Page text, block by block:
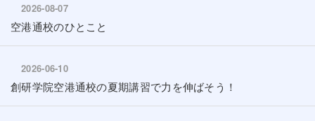
2026-08-07
空港通校のひとこと
2026-06-10
創研学院空港通校の夏期講習で力を伸ばそう！